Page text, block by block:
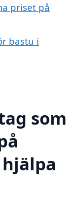
priset på
bastu i
som